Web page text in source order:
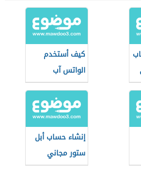
كيف أستخدم
الواتس آب
إنشاء حساب أبل
ستور مجاني